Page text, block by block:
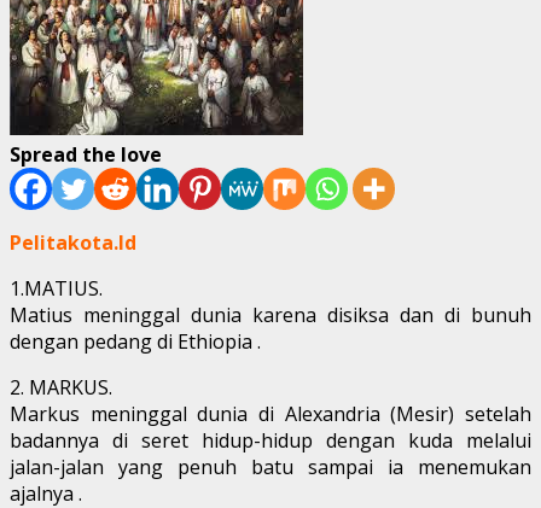
Spread the love
Pelitakota.Id
1.MATIUS.
Matius meninggal dunia karena disiksa dan di bunuh
dengan pedang di Ethiopia .
2. MARKUS.
Markus meninggal dunia di Alexandria (Mesir) setelah
badannya di seret hidup-hidup dengan kuda melalui
jalan-jalan yang penuh batu sampai ia menemukan
ajalnya .